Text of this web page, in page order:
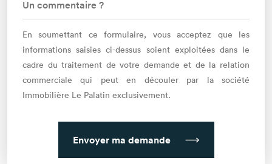
En soumettant ce formulaire, vous acceptez que les
informations saisies ci-dessus soient exploitées dans le
cadre du traitement de votre demande et de la relation
commerciale qui peut en découler par la société
Immobilière Le Palatin exclusivement.
Envoyer ma demande